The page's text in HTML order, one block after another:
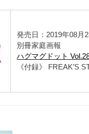
発売日：2019年08月
別冊家庭画報
ハグマグドット
《付録》 FREAK’S